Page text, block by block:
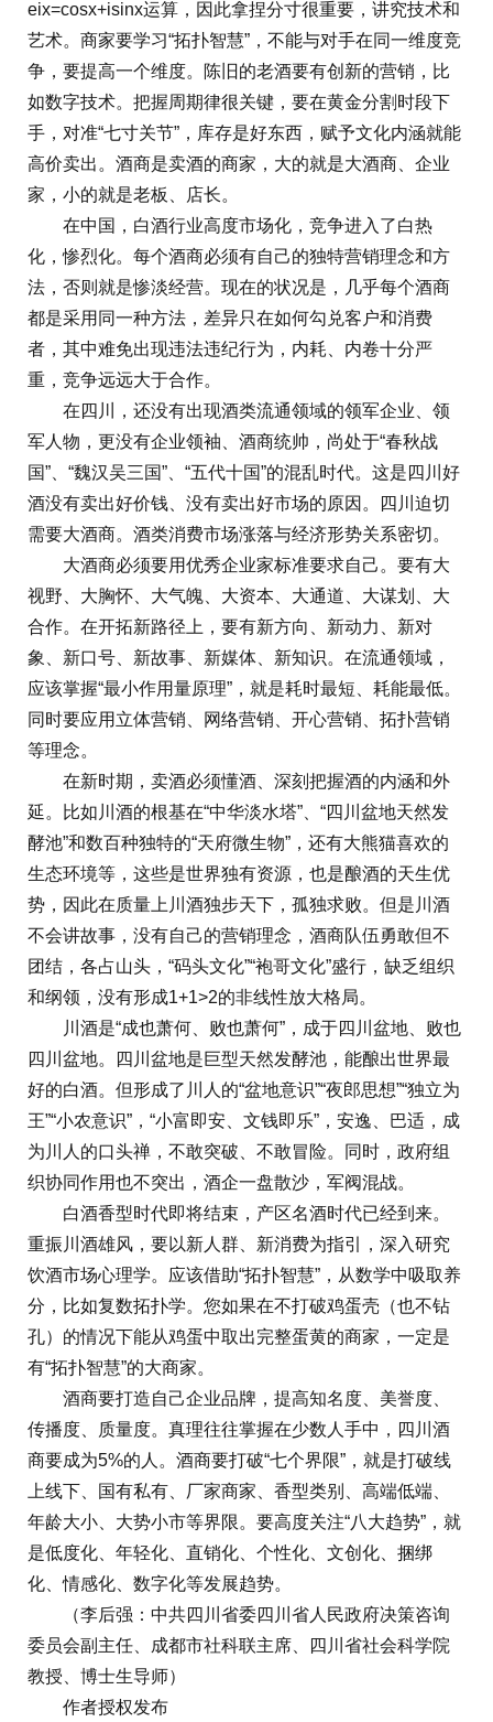
eix=cosx+isinx运算，因此拿捏分寸很重要，讲究技术和
艺术。商家要学习“拓扑智慧”，不能与对手在同一维度竞
争，要提高一个维度。陈旧的老酒要有创新的营销，比
如数字技术。把握周期律很关键，要在黄金分割时段下
手，对准“七寸关节”，库存是好东西，赋予文化内涵就能
高价卖出。酒商是卖酒的商家，大的就是大酒商、企业
家，小的就是老板、店长。
在中国，白酒行业高度市场化，竞争进入了白热
化，惨烈化。每个酒商必须有自己的独特营销理念和方
法，否则就是惨淡经营。现在的状况是，几乎每个酒商
都是采用同一种方法，差异只在如何勾兑客户和消费
者，其中难免出现违法违纪行为，内耗、内卷十分严
重，竞争远远大于合作。
在四川，还没有出现酒类流通领域的领军企业、领
军人物，更没有企业领袖、酒商统帅，尚处于“春秋战
国”、“魏汉吴三国”、“五代十国”的混乱时代。这是四川好
酒没有卖出好价钱、没有卖出好市场的原因。四川迫切
需要大酒商。酒类消费市场涨落与经济形势关系密切。
大酒商必须要用优秀企业家标准要求自己。要有大
视野、大胸怀、大气魄、大资本、大通道、大谋划、大
合作。在开拓新路径上，要有新方向、新动力、新对
象、新口号、新故事、新媒体、新知识。在流通领域，
应该掌握“最小作用量原理”，就是耗时最短、耗能最低。
同时要应用立体营销、网络营销、开心营销、拓扑营销
等理念。
在新时期，卖酒必须懂酒、深刻把握酒的内涵和外
延。比如川酒的根基在“中华淡水塔”、“四川盆地天然发
酵池”和数百种独特的“天府微生物”，还有大熊猫喜欢的
生态环境等，这些是世界独有资源，也是酿酒的天生优
势，因此在质量上川酒独步天下，孤独求败。但是川酒
不会讲故事，没有自己的营销理念，酒商队伍勇敢但不
团结，各占山头，“码头文化”“袍哥文化”盛行，缺乏组织
和纲领，没有形成1+1>2的非线性放大格局。
川酒是“成也萧何、败也萧何”，成于四川盆地、败也
四川盆地。四川盆地是巨型天然发酵池，能酿出世界最
好的白酒。但形成了川人的“盆地意识”“夜郎思想”“独立为
王”“小农意识”，“小富即安、文钱即乐”，安逸、巴适，成
为川人的口头禅，不敢突破、不敢冒险。同时，政府组
织协同作用也不突出，酒企一盘散沙，军阀混战。
白酒香型时代即将结束，产区名酒时代已经到来。
重振川酒雄风，要以新人群、新消费为指引，深入研究
饮酒市场心理学。应该借助“拓扑智慧”，从数学中吸取养
分，比如复数拓扑学。您如果在不打破鸡蛋壳（也不钻
孔）的情况下能从鸡蛋中取出完整蛋黄的商家，一定是
有“拓扑智慧”的大商家。
酒商要打造自己企业品牌，提高知名度、美誉度、
传播度、质量度。真理往往掌握在少数人手中，四川酒
商要成为5%的人。酒商要打破“七个界限”，就是打破线
上线下、国有私有、厂家商家、香型类别、高端低端、
年龄大小、大势小市等界限。要高度关注“八大趋势”，就
是低度化、年轻化、直销化、个性化、文创化、捆绑
化、情感化、数字化等发展趋势。
（李后强：中共四川省委四川省人民政府决策咨询
委员会副主任、成都市社科联主席、四川省社会科学院
教授、博士生导师）
作者授权发布